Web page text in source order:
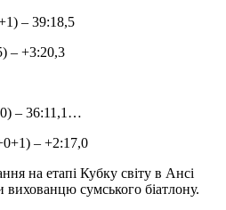
– 39:18,5
– +3:20,3
– 36:11,1…
– +2:17,0
на етапі Кубку світу в Ансі
вихованцю сумського біатлону.